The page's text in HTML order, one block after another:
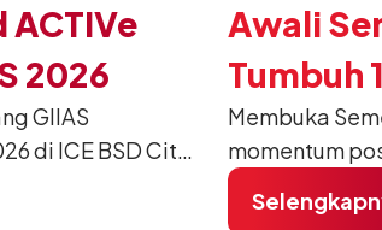
2026
GIIAS
di ICE BSD City,
untuk
gaya
Awali
Tumbuh
Membuka
momentum
12.750 unit
dibandingkan